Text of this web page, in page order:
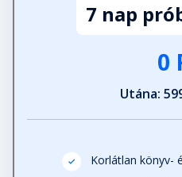
7 nap
0
Utána:
Korlátlan könyv-